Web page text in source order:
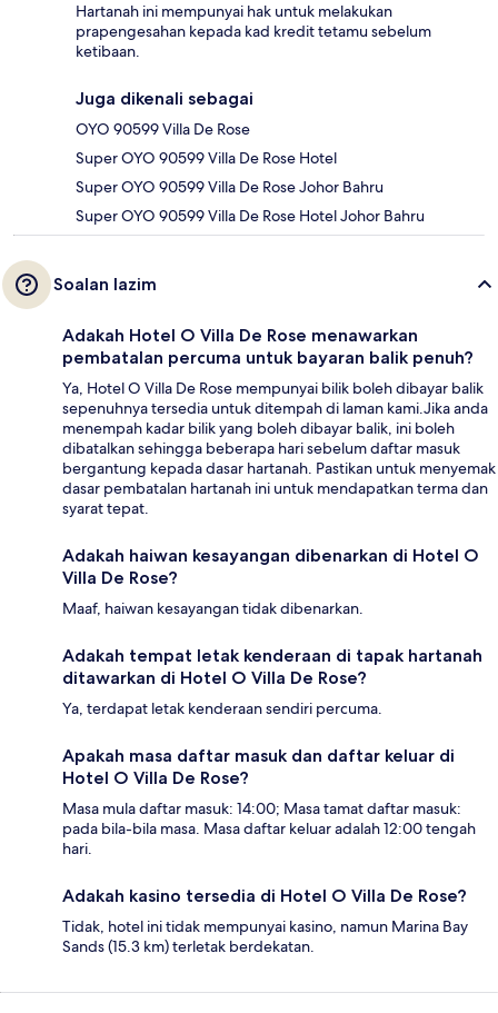
Hartanah ini mempunyai hak untuk melakukan
prapengesahan kepada kad kredit tetamu sebelum
ketibaan.
Juga dikenali sebagai
OYO 90599 Villa De Rose
Super OYO 90599 Villa De Rose Hotel
Super OYO 90599 Villa De Rose Johor Bahru
Super OYO 90599 Villa De Rose Hotel Johor Bahru
Soalan lazim
Adakah Hotel O Villa De Rose menawarkan
pembatalan percuma untuk bayaran balik penuh?
Ya, Hotel O Villa De Rose mempunyai bilik boleh dibayar balik
sepenuhnya tersedia untuk ditempah di laman kami.Jika anda
menempah kadar bilik yang boleh dibayar balik, ini boleh
dibatalkan sehingga beberapa hari sebelum daftar masuk
bergantung kepada dasar hartanah. Pastikan untuk menyemak
dasar pembatalan hartanah ini untuk mendapatkan terma dan
syarat tepat.
Adakah haiwan kesayangan dibenarkan di Hotel O
Villa De Rose?
Maaf, haiwan kesayangan tidak dibenarkan.
Adakah tempat letak kenderaan di tapak hartanah
ditawarkan di Hotel O Villa De Rose?
Ya, terdapat letak kenderaan sendiri percuma.
Apakah masa daftar masuk dan daftar keluar di
Hotel O Villa De Rose?
Masa mula daftar masuk: 14:00; Masa tamat daftar masuk:
pada bila-bila masa. Masa daftar keluar adalah 12:00 tengah
hari.
Adakah kasino tersedia di Hotel O Villa De Rose?
Tidak, hotel ini tidak mempunyai kasino, namun Marina Bay
Sands (15.3 km) terletak berdekatan.